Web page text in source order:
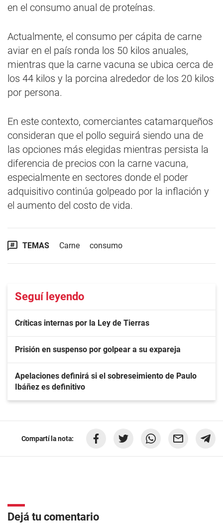
en el consumo anual de proteínas.
Actualmente, el consumo per cápita de carne
aviar en el país ronda los 50 kilos anuales,
mientras que la carne vacuna se ubica cerca de
los 44 kilos y la porcina alrededor de los 20 kilos
por persona.
En este contexto, comerciantes catamarqueños
consideran que el pollo seguirá siendo una de
las opciones más elegidas mientras persista la
diferencia de precios con la carne vacuna,
especialmente en sectores donde el poder
adquisitivo continúa golpeado por la inflación y
el aumento del costo de vida.
TEMAS Carne consumo
Seguí leyendo
Críticas internas por la Ley de Tierras
Prisión en suspenso por golpear a su expareja
Apelaciones definirá si el sobreseimiento de Paulo
Ibáñez es definitivo
Compartí la nota:
Dejá tu comentario